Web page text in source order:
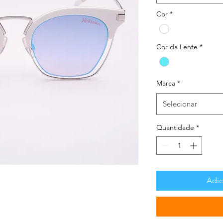
Cor *
Cor da Lente *
Marca *
Selecionar
Quantidade *